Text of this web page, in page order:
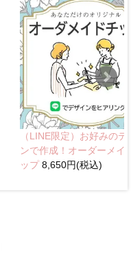
（LINE限定）お好みのデ
ンで作成！オーダーメイ
ップ8,650円(税込)